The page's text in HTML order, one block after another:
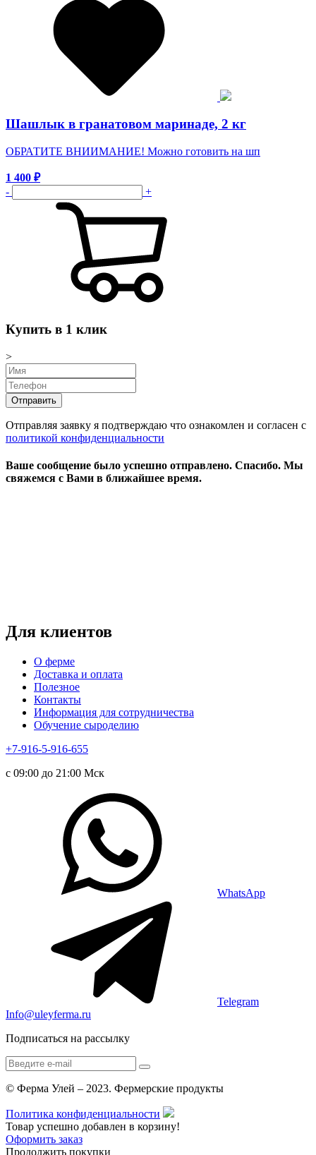
Шашлык в гранатовом маринаде, 2 кг
ОБРАТИТЕ ВНИИМАНИЕ! Можно готовить на шп
1 400 ₽
-
+
Купить в 1 клик
>
Отправляя заявку я подтверждаю что ознакомлен и согласен с
политикой конфиденциальности
Ваше сообщение было успешно отправлено. Спасибо. Mы
свяжемся с Вами в ближайшее время.
Для клиентов
О ферме
Доставка и оплата
Полезное
Контакты
Информация для сотрудничества
Обучение сыроделию
+7-916-5-916-655
с 09:00 до 21:00 Мск
WhatsApp
Telegram
Info@uleyferma.ru
Подписаться на рассылку
© Ферма Улей – 2023. Фермерские продукты
Политика конфиденциальности
Товар успешно добавлен в корзину!
Оформить заказ
Продолжить покупки